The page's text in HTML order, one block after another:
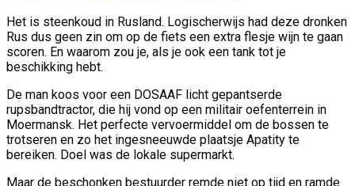
Het is steenkoud in Rusland. Logischerwijs had deze dronken
Rus dus geen zin om op de fiets een extra flesje wijn te gaan
scoren. En waarom zou je, als je ook een tank tot je
beschikking hebt.
De man koos voor een DOSAAF licht gepantserde
rupsbandtractor, die hij vond op een militair oefenterrein in
Moermansk. Het perfecte vervoermiddel om de bossen te
trotseren en zo het ingesneeuwde plaatsje Apatity te
bereiken. Doel was de lokale supermarkt.
Maar de beschonken bestuurder remde niet op tijd en ramde